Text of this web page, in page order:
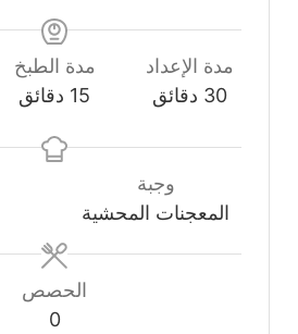
مدة الإعداد
30دقائق
دقائق
مدة الطبخ
15 دقائق
دقائق
وجبة
المعجنات المحشية
الحصص
0